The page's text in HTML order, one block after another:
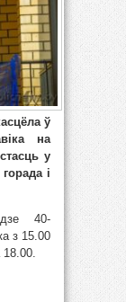
ў
на
у
і
40-
з 15.00